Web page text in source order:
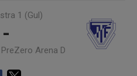
1 (Gul)
-
Arena D